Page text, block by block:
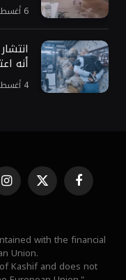
6 أغسطس، 2026
أنه
4 أغسطس، 2026
فيسبوك X
(Twitter)
with the financial
Union.
Kashif and does not